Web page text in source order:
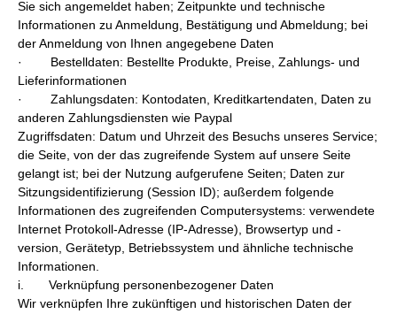
Sie sich angemeldet haben; Zeitpunkte und technische
Informationen zu Anmeldung, Bestätigung und Abmeldung; bei
der Anmeldung von Ihnen angegebene Daten
· Bestelldaten: Bestellte Produkte, Preise, Zahlungs- und
Lieferinformationen
· Zahlungsdaten: Kontodaten, Kreditkartendaten, Daten zu
anderen Zahlungsdiensten wie Paypal
Zugriffsdaten: Datum und Uhrzeit des Besuchs unseres Service;
die Seite, von der das zugreifende System auf unsere Seite
gelangt ist; bei der Nutzung aufgerufene Seiten; Daten zur
Sitzungsidentifizierung (Session ID); außerdem folgende
Informationen des zugreifenden Computersystems: verwendete
Internet Protokoll-Adresse (IP-Adresse), Browsertyp und -
version, Gerätetyp, Betriebssystem und ähnliche technische
Informationen.
i. Verknüpfung personenbezogener Daten
Wir verknüpfen Ihre zukünftigen und historischen Daten der